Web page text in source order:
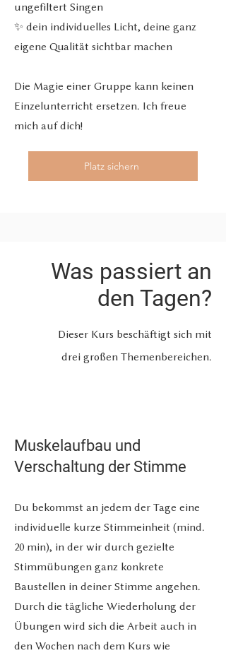
ungefiltert Singen
✨ dein individuelles Licht, deine ganz
eigene Qualität sichtbar machen
Die Magie einer Gruppe kann keinen
Einzelunterricht ersetzen. Ich freue
mich auf dich!
Platz sichern
Was passiert an
den Tagen?
Dieser Kurs beschäftigt sich mit
drei großen Themenbereichen.
Muskelaufbau und
Verschaltung der Stimme
Du bekommst an jedem der Tage eine
individuelle kurze Stimmeinheit (mind.
20 min), in der wir durch gezielte
Stimmübungen ganz konkrete
Baustellen in deiner Stimme angehen.
Durch die tägliche Wiederholung der
Übungen wird sich die Arbeit auch in
den Wochen nach dem Kurs wie